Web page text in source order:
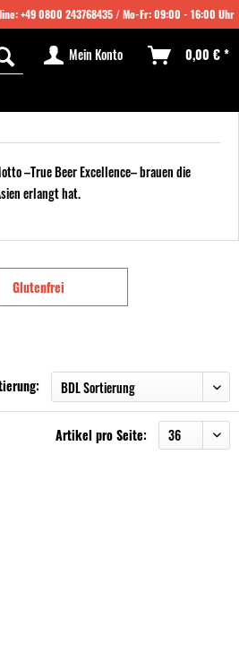
+49 0800 243768435 / Mo-Fr: 09:00 - 16:00 Uhr
Mein Konto 0,00 € *
–True Beer Excellence– brauen die
erlangt hat.
Glutenfrei
Artikel pro Seite: